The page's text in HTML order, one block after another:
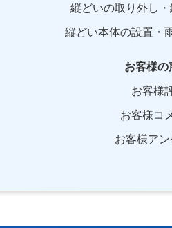
縦どいの取り外し
縦どい本体の設置・
お客様の
お客様
お客様コ
お客様アン